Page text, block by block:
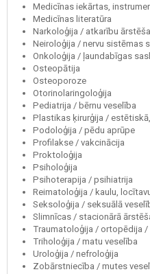
Medicīnas iekārtas,
Medicīnas literatūra
Narkoloģija / atkarību
Neiroloģija / nervu sistēmas
Onkoloģija / ļaundabīgas
Osteopātija
Osteoporoze
Otorinolaringoloģija
Pediatrija / bērnu veselība
Plastikas ķirurģija /
Podoloģija / pēdu aprūpe
Profilakse / vakcinācija
Proktoloģija
Psiholoģija
Psihoterapija / psihiatrija
Reimatoloģija / kaulu,
Seksoloģija / seksuālā
Slimnīcas / stacionārā
Traumatoloģija / ortopēdija /
Triholoģija / matu veselība
Uroloģija / nefroloģija
Zobārstniecība / mutes